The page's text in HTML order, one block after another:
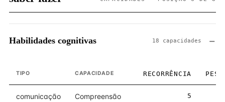
Habilidades cognitivas 18 capacidades
TIPO CAPACIDADE RECORRÊNCIA PESO
comunicação
Compreensão
5